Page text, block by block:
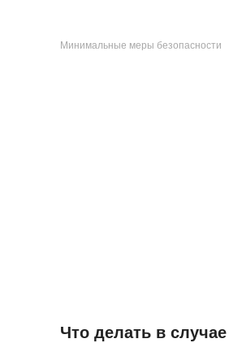
Минимальные меры безопасности
Что делать в случае